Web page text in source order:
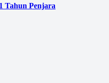
Tahun Penjara